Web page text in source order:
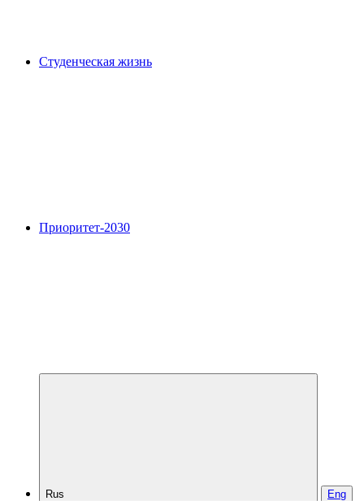
Студенческая жизнь
Приоритет-2030
Rus Eng